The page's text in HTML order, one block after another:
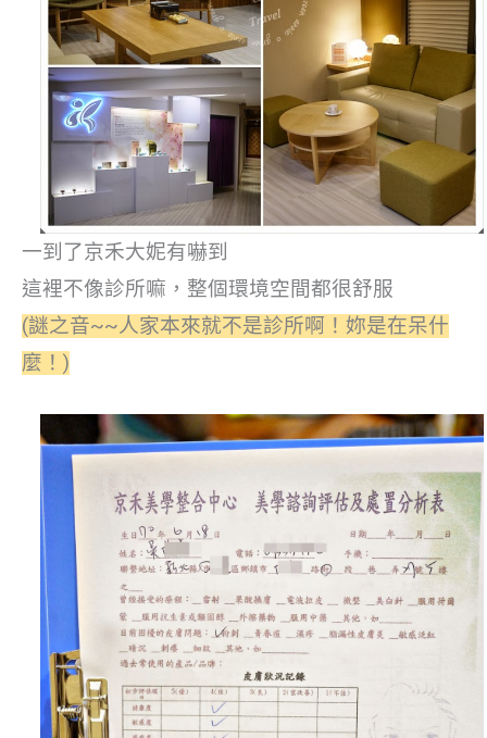
一到了京禾大妮有嚇到
這裡不像診所嘛，整個環境空間都很舒服
(謎之音~~人家本來就不是診所啊！妳是在呆什
麼！)